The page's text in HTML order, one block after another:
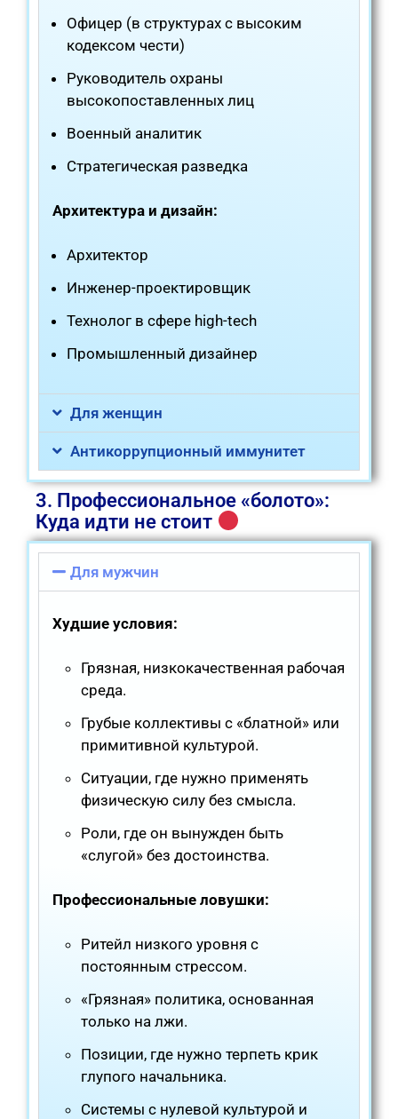
Офицер (в структурах с высоким
кодексом чести)
Руководитель охраны
высокопоставленных лиц
Военный аналитик
Стратегическая разведка
Архитектура и дизайн:
Архитектор
Инженер-проектировщик
Технолог в сфере high-tech
Промышленный дизайнер
Для женщин
Антикоррупционный иммунитет
3. Профессиональное «болото»:
Куда идти не стоит
Для мужчин
Худшие условия:
Грязная, низкокачественная рабочая
среда.
Грубые коллективы с «блатной» или
примитивной культурой.
Ситуации, где нужно применять
физическую силу без смысла.
Роли, где он вынужден быть
«слугой» без достоинства.
Профессиональные ловушки:
Ритейл низкого уровня с
постоянным стрессом.
«Грязная» политика, основанная
только на лжи.
Позиции, где нужно терпеть крик
глупого начальника.
Системы с нулевой культурой и